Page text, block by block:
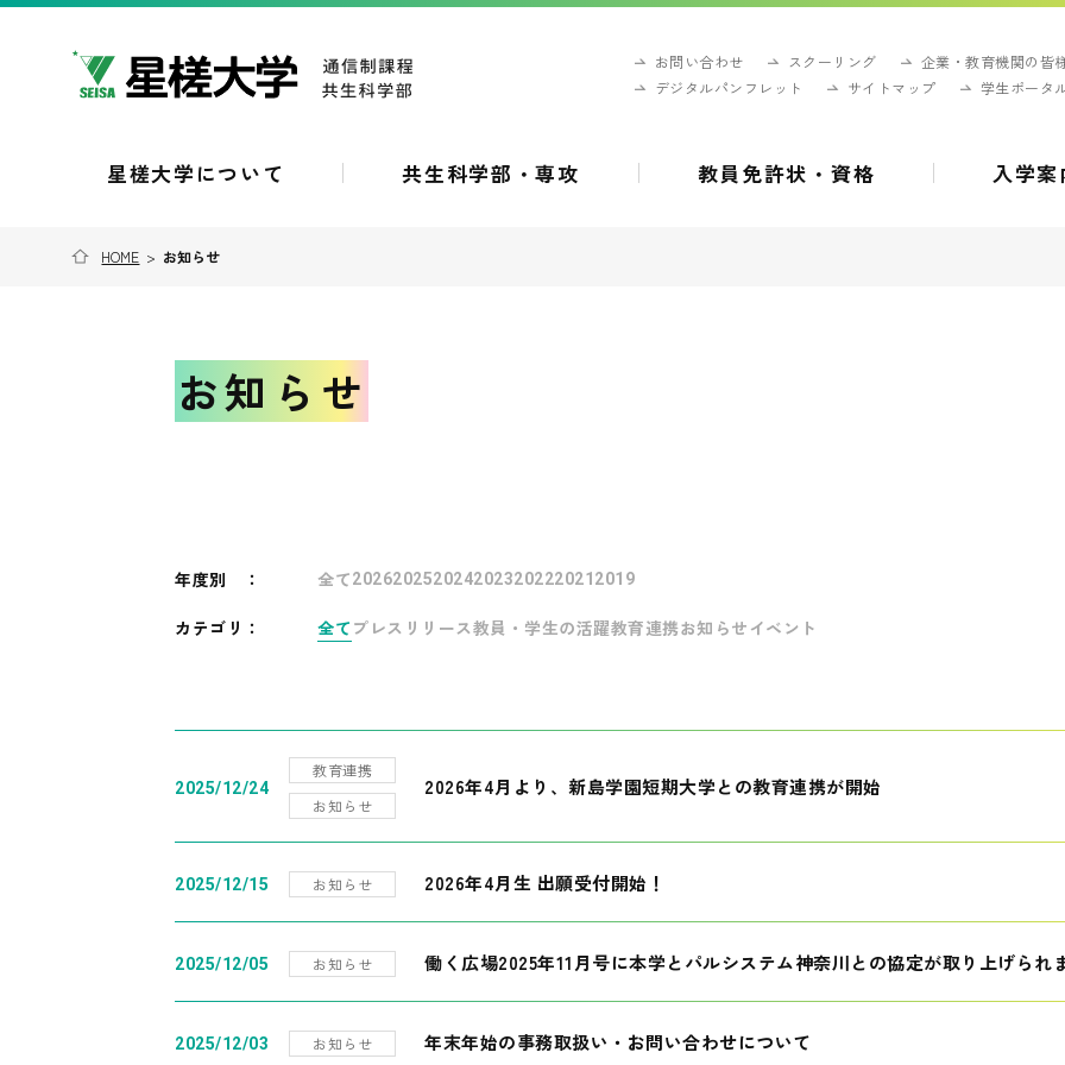
お問い合わせ スクーリング
企業・教育機関の皆
デジタルパンフレット
サイトマップ 学生ポータ
星槎大学について 共生科学部・専攻 教員免許状・資格 入学案
HOME > お知らせ
お知らせ
年度別 ： 全て202620252024202320222021 2019
カテゴリ： 全て プレスリリース教員・学生の活躍教育連携お知らせ イベント
2025/12/24
教育連携
お知らせ
2026年4月より、新島学園短期大学との教育連携が開始
2025/12/15 お知らせ 2026年4月生 出願受付開始！
2025/12/05 お知らせ 働く広場2025年11月号に本学とパルシステム神奈川との協定が取り上げられ
2025/12/03 お知らせ 年末年始の事務取扱い・お問い合わせについて